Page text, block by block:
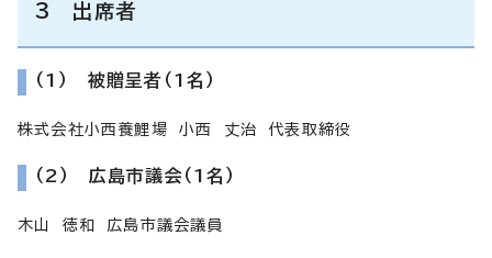
3 出席者
（1） 被贈呈者（1名）
株式会社小西養鯉場 小西 丈治 代表取締役
（2） 広島市議会（1名）
木山 徳和 広島市議会議員